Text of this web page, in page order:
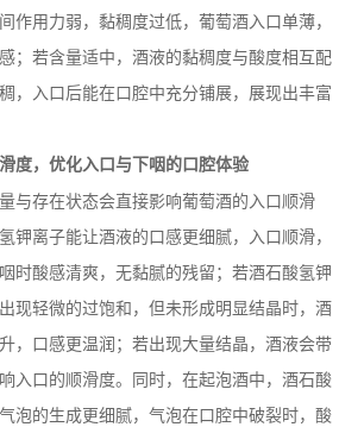
作用力弱，黏稠度过低，葡萄酒入口单薄，
；若含量适中，酒液的黏稠度与酸度相互配
，入口后能在口腔中充分铺展，展现出丰富
度，优化入口与下咽的口腔体验
与存在状态会直接影响葡萄酒的入口顺滑
钾离子能让酒液的口感更细腻，入口顺滑，
时酸感清爽，无黏腻的残留；若酒石酸氢钾
现轻微的过饱和，但未形成明显结晶时，酒
，口感更温润；若出现大量结晶，酒液会带
入口的顺滑度。同时，在起泡酒中，酒石酸
泡的生成更细腻，气泡在口腔中破裂时，酸